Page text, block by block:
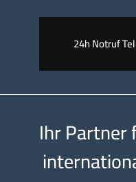
24h Notruf
Ihr Partner